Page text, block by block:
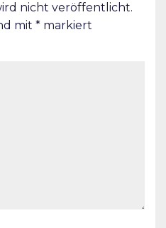
nicht veröffentlicht.
mit * markiert